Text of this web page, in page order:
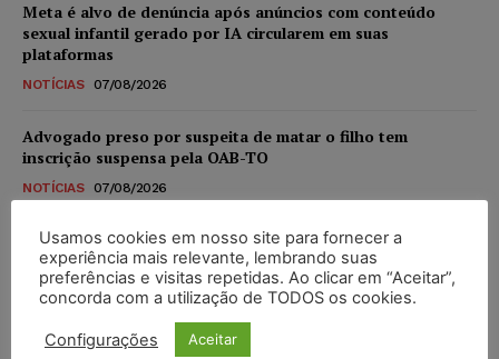
Meta é alvo de denúncia após anúncios com conteúdo
sexual infantil gerado por IA circularem em suas
plataformas
NOTÍCIAS 07/08/2026
Advogado preso por suspeita de matar o filho tem
inscrição suspensa pela OAB-TO
NOTÍCIAS 07/08/2026
STF amplia isenção de IBS e CBS na compra de veículos
novos para pessoas com deficiência e autistas de todos os
níveis
Usamos cookies em nosso site para fornecer a
experiência mais relevante, lembrando suas
preferências e visitas repetidas. Ao clicar em “Aceitar”,
concorda com a utilização de TODOS os cookies.
Configurações Aceitar